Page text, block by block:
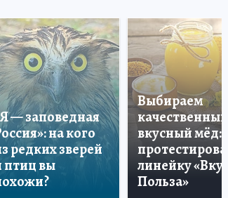
— заповедная
на кого
редких зверей
птиц вы
Выбираем
качественный
вкусный мёд:
линейку «Вкус
Польза»